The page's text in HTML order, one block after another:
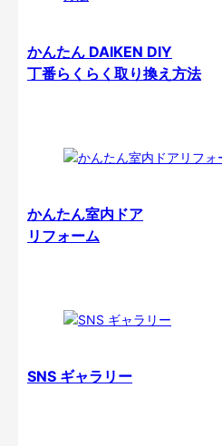
かんたん DAIKEN DIY
丁番らくらく取り換え方法
かんたん室内ドア
リフォーム
SNS ギャラリー